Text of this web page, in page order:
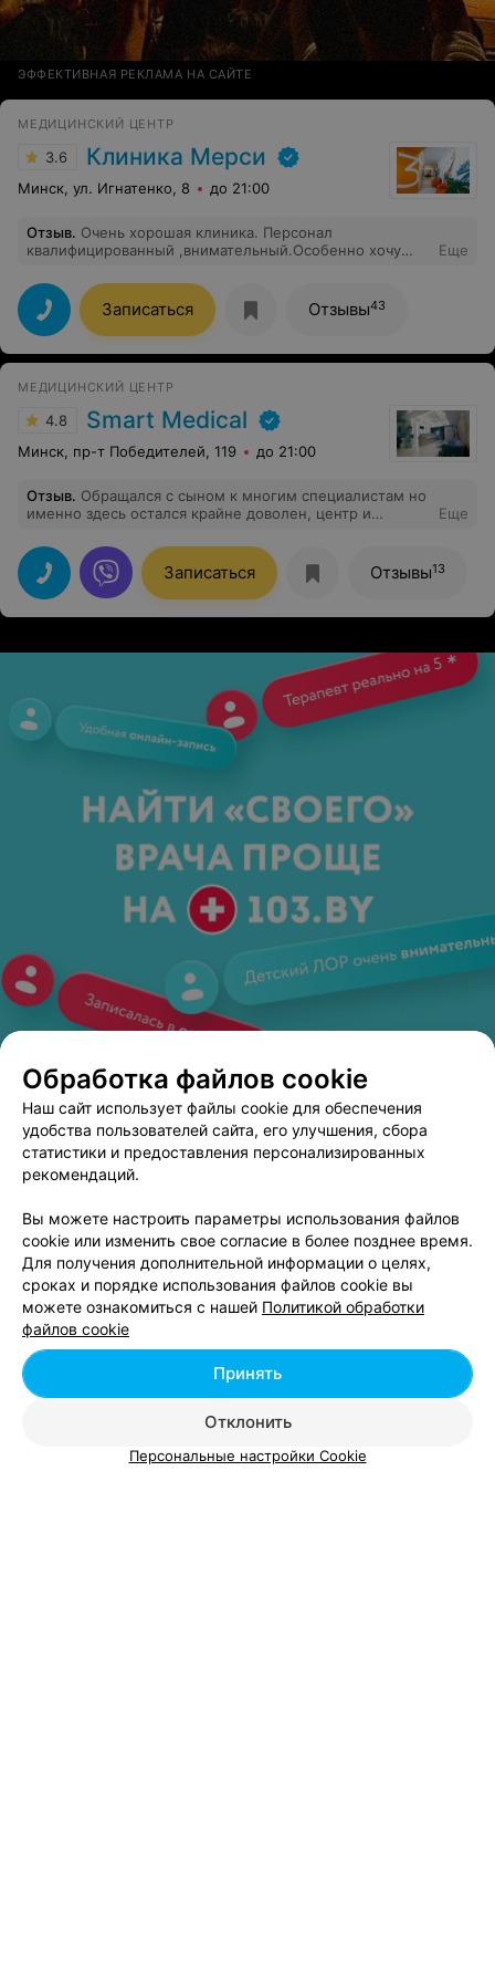
ЭФФЕКТИВНАЯ РЕКЛАМА НА САЙТЕ
МЕДИЦИНСКИЙ ЦЕНТР
3.6 Клиника Мерси
Минск, ул. Игнатенко, 8 до 21:00
Отзыв. Очень хорошая клиника. Персонал
квалифицированный ,внимательный.Особенно хочу
анестезиолога Гридюшко Н.И.,медсестёр Скаковскую
Н. и Хлестову Л.
Еще
Записаться Отзывы43
МЕДИЦИНСКИЙ ЦЕНТР
4.8 Smart Medical
Минск, пр-т Победителей, 119 до 21:00
Отзыв. Обращался с сыном к многим специалистам но
именно здесь остался крайне доволен, центр и
специалист. Были у Качинского И.Л. Главное что нашли
подход к ребенку. Спасибо за отношение к своей
работе.
Еще
Записаться Отзывы13
ЭФФЕКТИВНАЯ РЕКЛАМА НА САЙТЕ
МЕДИЦИНСКИЙ ЦЕНТР
4.8 Шайнэст
Отзыв . Очень довольна услугами. Была у онколога
Хомич Натальи Викторовны. Очень важно на приём по
удалению родинок попасть именно к онкологу, чтобы
он оценил образование и решил каким методом
удалить. В моем случае удаляли лазером. Все
безболезненно, доктор очень внимальный. Очень
комфортные условия и профессиональное выполнение
работы! Спасибо!
Отзывы206 Все адреса
Обработка файлов cookie
Наш сайт использует файлы cookie для обеспечения
удобства пользователей сайта, его улучшения, сбора
статистики и предоставления персонализированных
рекомендаций.
Вы можете настроить параметры использования файлов
cookie или изменить свое согласие в более позднее время.
Для получения дополнительной информации о целях,
сроках и порядке использования файлов cookie вы
можете ознакомиться с нашей Политикой обработки
файлов cookie
Отклонить
Принять
Персональные настройки Cookie